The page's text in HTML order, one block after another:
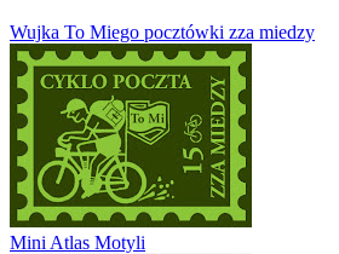
Wujka To Miego pocztówki zza miedzy
Mini Atlas Motyli